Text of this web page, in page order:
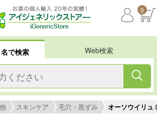
0
で検索 Web検索
スキンケア 毛穴・黒ずみ オーソウイリュ